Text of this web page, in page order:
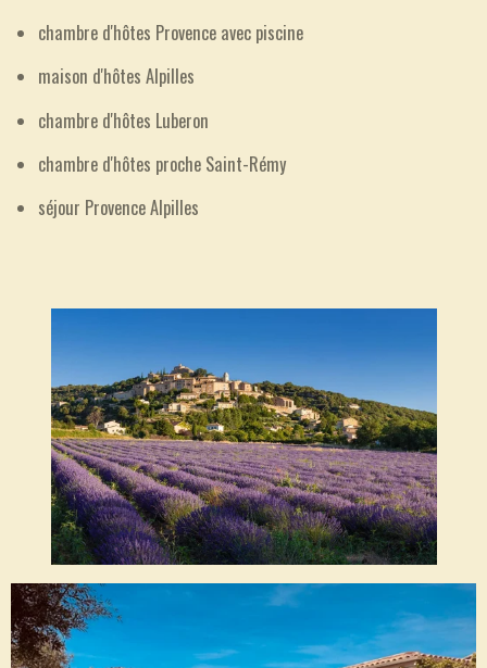
chambre d'hôtes Provence avec piscine
maison d'hôtes Alpilles
chambre d'hôtes Luberon
chambre d'hôtes proche Saint-Rémy
séjour Provence Alpilles